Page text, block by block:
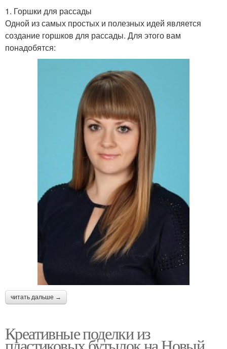
1. Горшки для рассады
Одной из самых простых и полезных идей является
создание горшков для рассады. Для этого вам
понадобятся:
читать дальше →
Креативные поделки из